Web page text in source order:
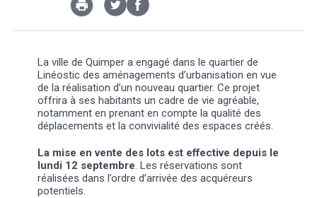
Météo/UV Webcams Select Language ▼
BREZHONEG
La ville de Quimper a engagé dans le quartier de
Linéostic des aménagements d’urbanisation en vue
de la réalisation d’un nouveau quartier. Ce projet
offrira à ses habitants un cadre de vie agréable,
notamment en prenant en compte la qualité des
déplacements et la convivialité des espaces créés.
La mise en vente des lots est effective depuis le
lundi 12 septembre. Les réservations sont
réalisées dans l’ordre d’arrivée des acquéreurs
potentiels.